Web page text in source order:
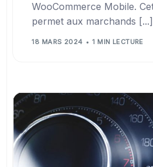
WooCommerce Mobile.
permet aux marchands [...]
18 MARS 2024 1 MIN LECTURE